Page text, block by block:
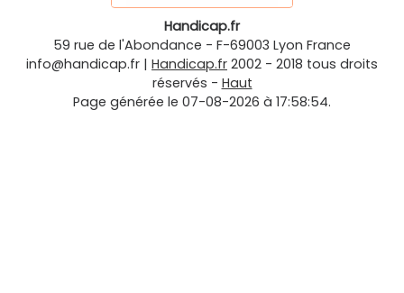
Handicap.fr
59 rue de l'Abondance - F-69003 Lyon France
info@handicap.fr | Handicap.fr 2002 - 2018 tous droits
réservés - Haut
Page générée le 07-08-2026 à 17:58:54.